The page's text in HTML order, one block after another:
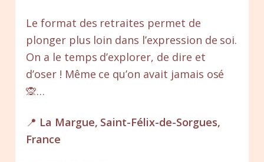
Le format des retraites permet de
plonger plus loin dans l’expression de soi.
On a le temps d’explorer, de dire et
d’oser ! Même ce qu’on avait jamais osé
🙊…
📍 La Margue, Saint-Félix-de-Sorgues,
France